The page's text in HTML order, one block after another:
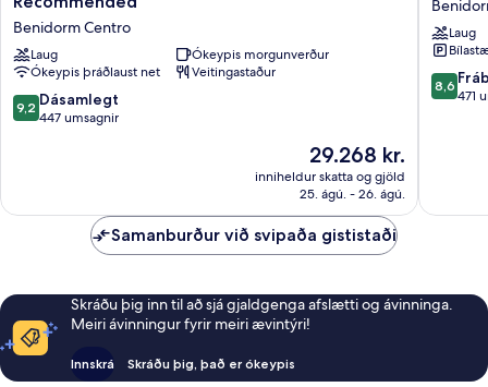
-
Adults
Recommended
Benidorm
Centro
Benidorm Centro
Laug
Ókeypis morgunverður
Ókeypis þráðlaust net
Veitingastaður
9.2
af
9,2 Dásamlegt
447 umsagnir
Verðið
er
29.268 kr.
29.268 kr.
inniheldur skatta og gjöld
25. ágú. - 26. ágú.
Plaza
4*
Hotel
Centro
Laug
8.6
af
8,6
471
Samanburður við svipaða gististaði
Skráðu þig inn til að sjá gjaldgenga afslætti og ávinninga.
Meiri ávinningur fyrir meiri ævintýri!
Innskrá Skráðu þig, það er ókeypis